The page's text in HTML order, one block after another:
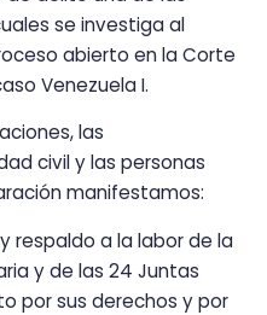
se investiga al
abierto en la Corte
Venezuela I.
las
civil y las personas
manifestamos:
respaldo a la labor de la
y de las 24 Juntas
por sus derechos y por